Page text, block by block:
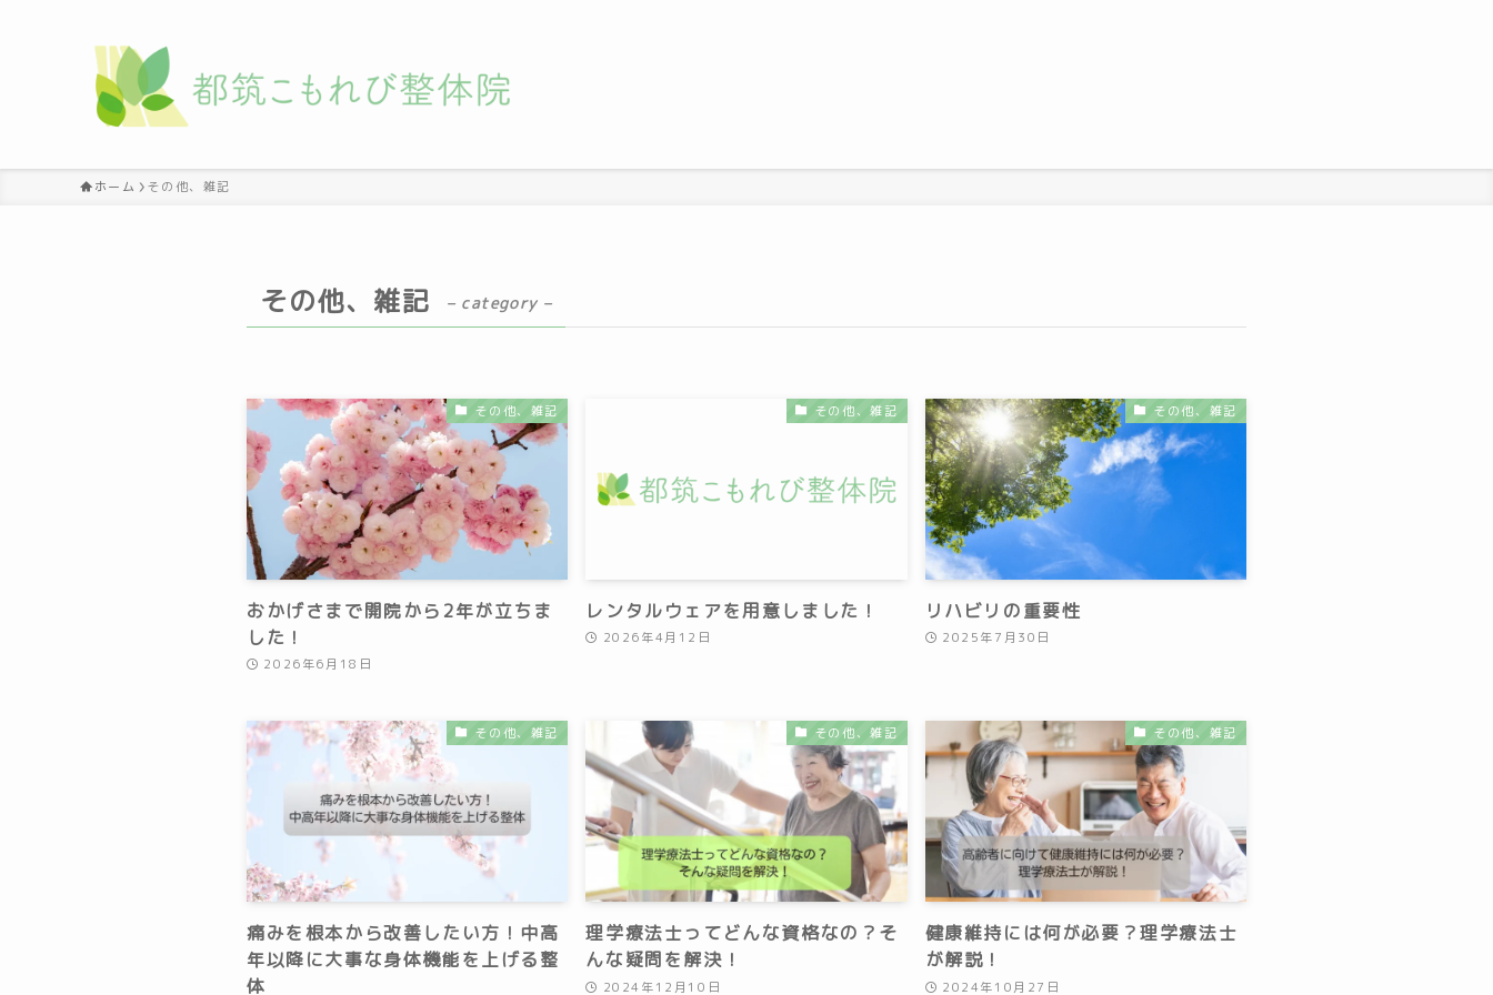
ホーム その他、雑記
その他、雑記 – category –
その他、雑記
おかげさまで開院から2年が立ちま
した！
2026年6月18日
その他、雑記
レンタルウェアを用意しました！
2026年4月12日
その他、雑記
リハビリの重要性
2025年7月30日
その他、雑記
痛みを根本から改善したい方！中高
年以降に大事な身体機能を上げる整
体
その他、雑記
理学療法士ってどんな資格なの？そ
んな疑問を解決！
2024年12月10日
その他、雑記
健康維持には何が必要？理学療法士
が解説！
2024年10月27日